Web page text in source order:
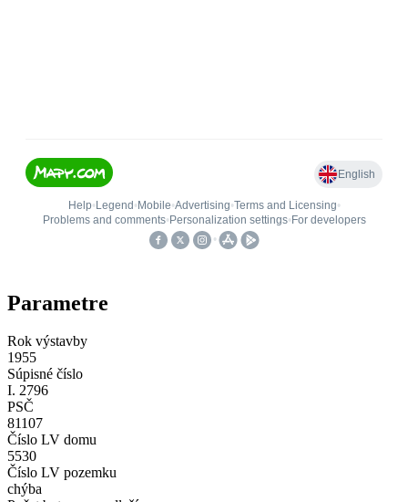
Parametre
Rok výstavby
1955
Súpisné číslo
I. 2796
PSČ
81107
Číslo LV domu
5530
Číslo LV pozemku
chýba